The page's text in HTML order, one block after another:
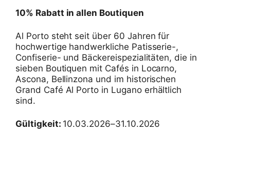
10% Rabatt in allen Boutiquen
Al Porto steht seit über 60 Jahren für
hochwertige handwerkliche Patisserie-,
Confiserie- und Bäckereispezialitäten, die in
sieben Boutiquen mit Cafés in Locarno,
Ascona, Bellinzona und im historischen
Grand Café Al Porto in Lugano erhältlich
sind.
Gültigkeit: 10.03.2026–31.10.2026